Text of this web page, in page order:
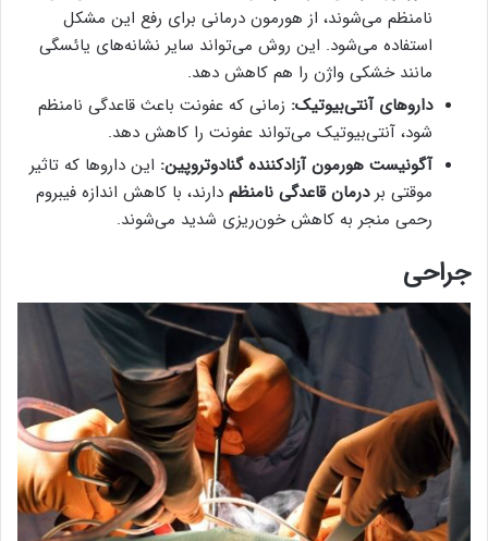
نامنظم می‌شوند، از هورمون درمانی برای رفع این مشکل
استفاده می‌شود. این روش می‌تواند سایر نشانه‌های یائسگی
مانند خشکی واژن را هم کاهش دهد.
داروهای آنتی‌بیوتیک: زمانی که عفونت باعث قاعدگی نامنظم
شود، آنتی‌بیوتیک می‌تواند عفونت را کاهش دهد.
آگونیست هورمون آزادکننده گنادوتروپین: این داروها که تاثیر
موقتی بردرمان قاعدگی نامنظم دارند، با کاهش اندازه فیبروم
رحمی منجر به کاهش خون‌ریزی شدید می‌شوند.
جراحی